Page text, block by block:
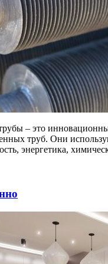
– это
труб. Они
энергетика,